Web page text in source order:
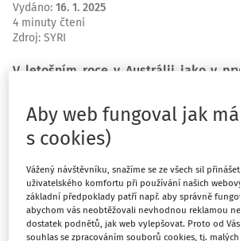
Vydáno: 16. 1. 2025
4 minuty čtení
Zdroj: SYRI
V letošním roce v Austrálii jako v
Zastánci nové legislativy tvrdí, že je to
zdraví a zdravého dospívání.
zapojených do Národního institutu
pro věkovou skupinu od 13 do 16 let v
technologií málo efektivní a
Podle Adély Švestkové je pravdou, že
Aby web fungoval jak
s cookies)
Vážený návštěvníku, snažíme se ze všech sil
uživatelského komfortu při používání našich
základní předpoklady patří např. aby správně
abychom vás neobtěžovali nevhodnou reklamou
dostatek podnětů, jak web vylepšovat. Proto od
souhlas se zpracováním souborů cookies, tj.